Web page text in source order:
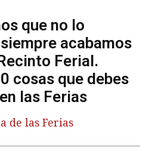
que no lo
acabamos
Ferial.
cosas que debes
las Ferias
de las Ferias